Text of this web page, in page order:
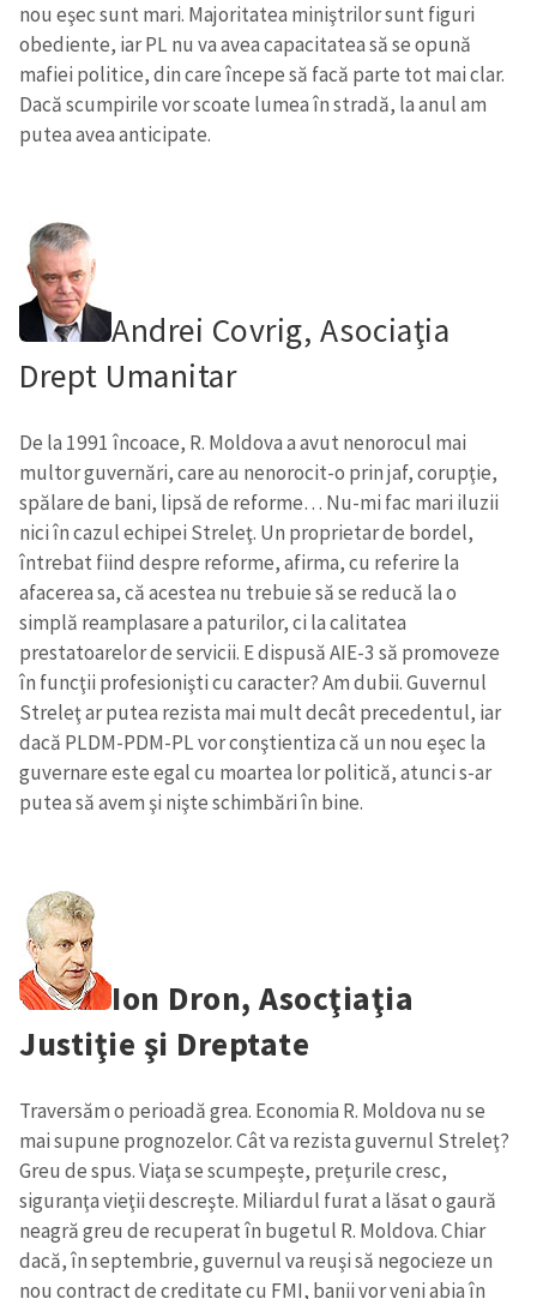
nou eşec sunt mari. Majoritatea miniştrilor sunt figuri
obediente, iar PL nu va avea capacitatea să se opună
mafiei politice, din care începe să facă parte tot mai clar.
Dacă scumpirile vor scoate lumea în stradă, la anul am
putea avea anticipate.
Andrei Covrig, Asociaţia
Drept Umanitar
De la 1991 încoace, R. Moldova a avut nenorocul mai
multor guvernări, care au nenorocit-o prin jaf, corupţie,
spălare de bani, lipsă de reforme… Nu-mi fac mari iluzii
nici în cazul echipei Streleţ. Un proprietar de bordel,
întrebat fiind despre reforme, afirma, cu referire la
afacerea sa, că acestea nu trebuie să se reducă la o
simplă reamplasare a paturilor, ci la calitatea
prestatoarelor de servicii. E dispusă AIE-3 să promoveze
în funcţii profesionişti cu caracter? Am dubii. Guvernul
Streleţ ar putea rezista mai mult decât precedentul, iar
dacă PLDM-PDM-PL vor conştientiza că un nou eşec la
guvernare este egal cu moartea lor politică, atunci s-ar
putea să avem şi nişte schimbări în bine.
Ion Dron, Asocţiaţia
Justiţie şi Dreptate
Traversăm o perioadă grea. Economia R. Moldova nu se
mai supune prognozelor. Cât va rezista guvernul Streleţ?
Greu de spus. Viaţa se scumpeşte, preţurile cresc,
siguranţa vieţii descreşte. Miliardul furat a lăsat o gaură
neagră greu de recuperat în bugetul R. Moldova. Chiar
dacă, în septembrie, guvernul va reuşi să negocieze un
nou contract de creditate cu FMI, banii vor veni abia în